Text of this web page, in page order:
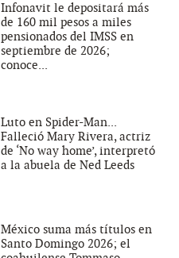
Infonavit le depositará más
de 160 mil pesos a miles
pensionados del IMSS en
septiembre de 2026;
conoce...
Luto en Spider-Man...
Falleció Mary Rivera, actriz
de ‘No way home’, interpretó
a la abuela de Ned Leeds
México suma más títulos en
Santo Domingo 2026; el